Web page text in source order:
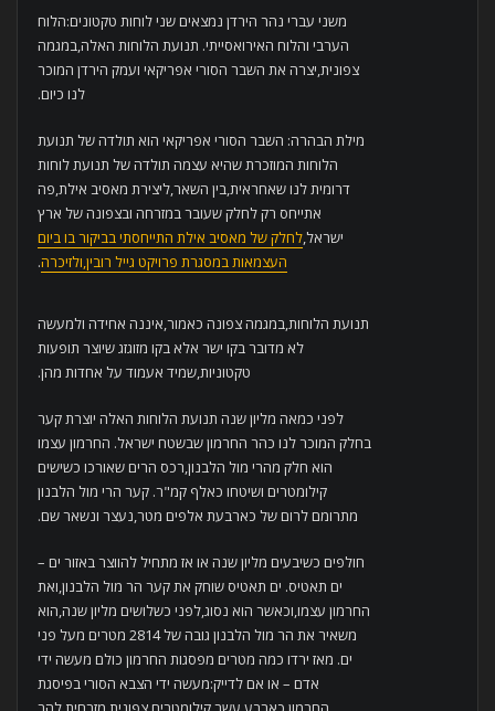
משני עברי נהר הירדן נמצאים שני לוחות טקטונים:הלוח
הערבי והלוח האירואסייתי. תנועת הלוחות האלה,במגמה
צפונית,יצרה את השבר הסורי אפריקאי ועמק הירדן המוכר
לנו כיום.
מילת הבהרה: השבר הסורי אפריקאי הוא תולדה של תנועת
הלוחות המוזכרת שהיא עצמה תולדה של תנועת לוחות
דרומית לנו שאחראית,בין השאר,ליצירת מאסיב אילת,פה
אתייחס רק לחלק שעובר במזרחה ובצפונה של ארץ
ישראל,לחלק של מאסיב אילת התייחסתי בביקור בו ביום
העצמאות במסגרת פרויקט גייל רובין,ולזיכרה.
תנועת הלוחות,במגמה צפונה כאמור,איננה אחידה ולמעשה
לא מדובר בקו ישר אלא בקו מזוגזג שיוצר תופעות
טקטוניות,שמיד אעמוד על אחדות מהן.
לפני כמאה מליון שנה תנועת הלוחות האלה יוצרת קער
בחלק המוכר לנו כהר החרמון שבשטח ישראל. החרמון עצמו
הוא חלק מהרי מול הלבנון,רכס הרים שאורכו כשישים
קילומטרים ושיטחו כאלף קמ"ר. קער הרי מול הלבנון
מתרומם לרום של כארבעת אלפים מטר,נעצר ונשאר שם.
חולפים כשיבעים מליון שנה או אז מתחיל להווצר באזור ים –
ים תאטיס. ים תאטיס שוחק את קער הר מול הלבנון,ואת
החרמון עצמו,וכאשר הוא נסוג,לפני כשלושים מליון שנה,הוא
משאיר את הר מול הלבנון גובה של 2814 מטרים מעל פני
ים. מאז ירדו כמה מטרים מפסגות החרמון כולם מעשה ידי
אדם – או אם לדייק:מעשה ידי הצבא הסורי בפיסגת